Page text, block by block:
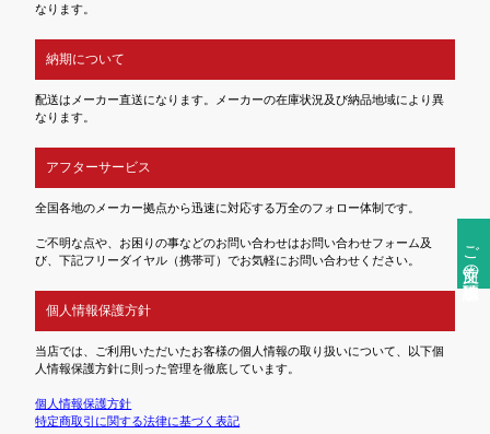
ご注文前の確認事項
なります。
納期について
配送はメーカー直送になります。メーカーの在庫状況及び納品地域により異
なります。
アフターサービス
全国各地のメーカー拠点から迅速に対応する万全のフォロー体制です。
ご不明な点や、お困りの事などのお問い合わせはお問い合わせフォーム及
び、下記フリーダイヤル（携帯可）でお気軽にお問い合わせください。
個人情報保護方針
当店では、ご利用いただいたお客様の個人情報の取り扱いについて、以下個
人情報保護方針に則った管理を徹底しています。
個人情報保護方針
特定商取引に関する法律に基づく表記